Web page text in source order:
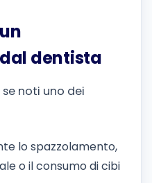
dentista
noti uno dei
lo spazzolamento,
o il consumo di cibi